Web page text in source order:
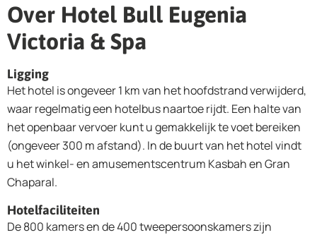
Over Hotel Bull Eugenia
Victoria & Spa
Ligging
Het hotel is ongeveer 1 km van het hoofdstrand verwijderd,
waar regelmatig een hotelbus naartoe rijdt. Een halte van
het openbaar vervoer kunt u gemakkelijk te voet bereiken
(ongeveer 300 m afstand). In de buurt van het hotel vindt
u het winkel- en amusementscentrum Kasbah en Gran
Chaparal.
Hotelfaciliteiten
De 800 kamers en de 400 tweepersoonskamers zijn